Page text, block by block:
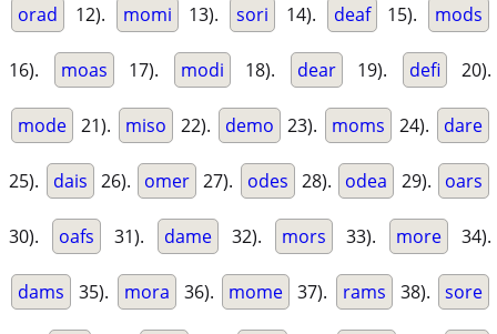
orad 12). momi 13). sori 14). deaf 15). mods
16). moas 17). modi 18). dear 19). defi 20).
mode 21). miso 22). demo 23). moms 24). dare
25). dais 26). omer 27). odes 28). odea 29). oars
30). oafs 31). dame 32). mors 33). more 34).
dams 35). mora 36). mome 37). rams 38). sore